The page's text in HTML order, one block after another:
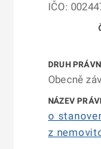
IČO:
Obecně
o
z